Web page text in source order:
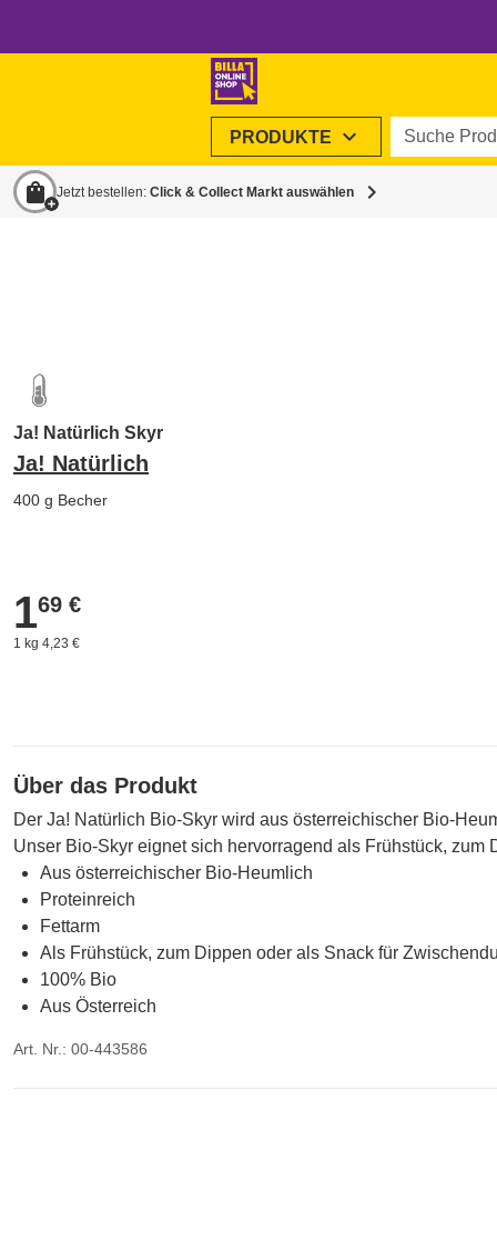
PRODUKTE expand_more Suche
shopping_bag Jetzt bestellen: Click & Collect Markt auswählen chevron_right
Ja! Natürlich Skyr
Ja! Natürlich
400 g Becher
1,69 €
169 €
1 kg 4,23 €
Über das Produkt
Der Ja! Natürlich Bio-Skyr wird aus österreichischer Bio-
Unser Bio-Skyr eignet sich hervorragend als Frühstück, zum
Aus österreichischer Bio-Heumlich
Proteinreich
Fettarm
Als Frühstück, zum Dippen oder als Snack für
100% Bio
Aus Österreich
Art. Nr.: 00-443586